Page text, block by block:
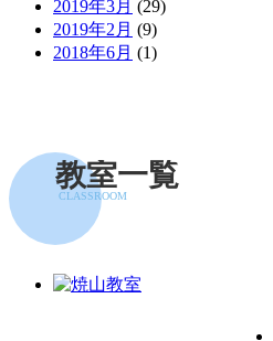
2019年3月 (29)
2019年2月 (9)
2018年6月 (1)
教室一覧
CLASSROOM